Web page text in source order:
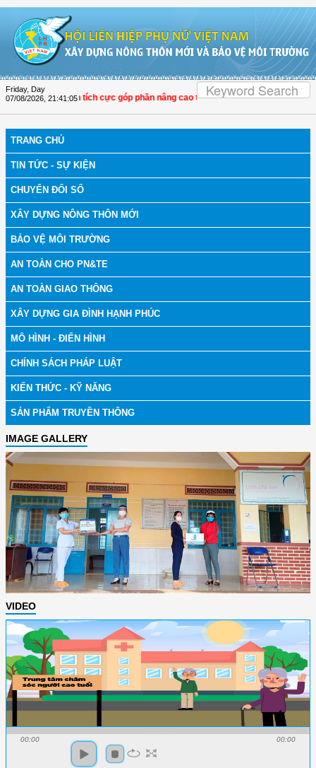
Friday, Day
07/08/2026 21:41:05
LHPN Thọ Xuân tích cực góp phần nâng cao tỷ lệ người dân tham gia bảo
TRANG CHỦ
TIN TỨC - SỰ KIỆN
CHUYỂN ĐỔI SỐ
XÂY DỰNG NÔNG THÔN MỚI
BẢO VỆ MÔI TRƯỜNG
AN TOÀN CHO PN&TE
AN TOÀN GIAO THÔNG
XÂY DỰNG GIA ĐÌNH HẠNH PHÚC
MÔ HÌNH - ĐIỂN HÌNH
CHÍNH SÁCH PHÁP LUẬT
KIẾN THỨC - KỸ NĂNG
SẢN PHẨM TRUYỀN THÔNG
IMAGE GALLERY
VIDEO
00:00 00:00